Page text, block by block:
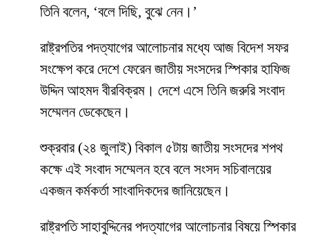
তিনি বলেন, ‘বলে দিছি, বুঝে নেন।’
রাষ্ট্রপতির পদত্যাগের আলোচনার মধ্যে আজ বিদেশ সফর
সংক্ষেপ করে দেশে ফেরেন জাতীয় সংসদের স্পিকার হাফিজ
উদ্দিন আহমদ বীরবিক্রম। দেশে এসে তিনি জরুরি সংবাদ
সম্মেলন ডেকেছেন।
শুক্রবার (২৪ জুলাই) বিকাল ৫টায় জাতীয় সংসদের শপথ
কক্ষে এই সংবাদ সম্মেলন হবে বলে সংসদ সচিবালয়ের
একজন কর্মকর্তা সাংবাদিকদের জানিয়েছেন।
রাষ্ট্রপতি সাহাবুদ্দিনের পদত্যাগের আলোচনার বিষয়ে স্পিকার